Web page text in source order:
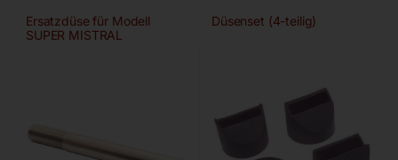
Ersatzdüse für Modell
SUPER MISTRAL
Düsenset (4-teilig)